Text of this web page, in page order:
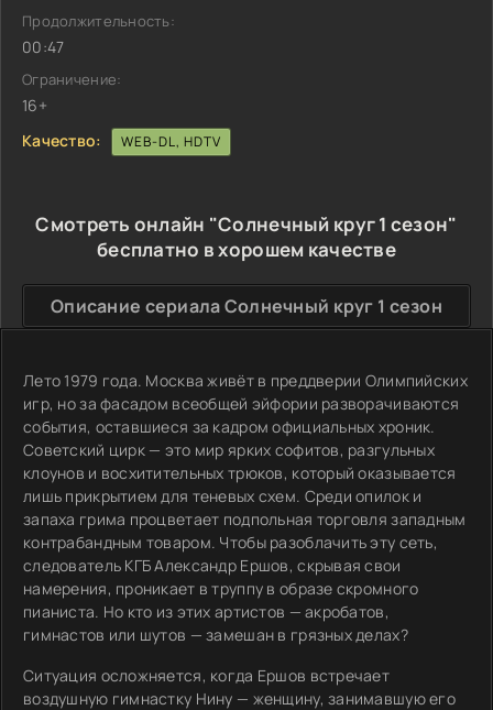
Продолжительность:
00:47
Ограничение:
16+
Качество:
WEB-DL, HDTV
Смотреть онлайн "Солнечный круг 1 сезон"
бесплатно в хорошем качестве
Описание сериала Солнечный круг 1 сезон
Лето 1979 года. Москва живёт в преддверии Олимпийских
игр, но за фасадом всеобщей эйфории разворачиваются
события, оставшиеся за кадром официальных хроник.
Советский цирк — это мир ярких софитов, разгульных
клоунов и восхитительных трюков, который оказывается
лишь прикрытием для теневых схем. Среди опилок и
запаха грима процветает подпольная торговля западным
контрабандным товаром. Чтобы разоблачить эту сеть,
следователь КГБ Александр Ершов, скрывая свои
намерения, проникает в труппу в образе скромного
пианиста. Но кто из этих артистов — акробатов,
гимнастов или шутов — замешан в грязных делах?
Ситуация осложняется, когда Ершов встречает
воздушную гимнастку Нину — женщину, занимавшую его